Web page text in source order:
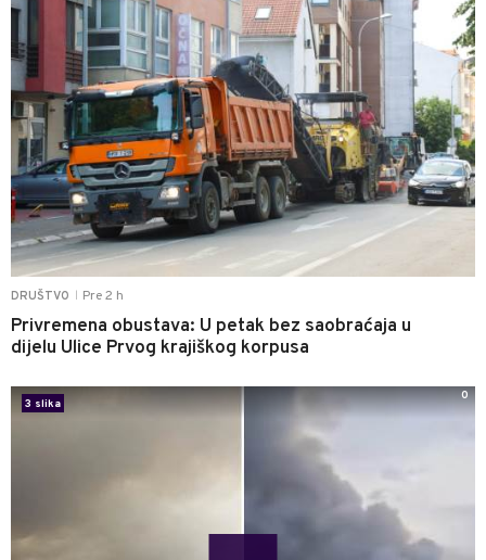
DRUŠTVO Pre 2 h
Privremena obustava: U petak bez saobraćaja u
dijelu Ulice Prvog krajiškog korpusa
3 slika
0